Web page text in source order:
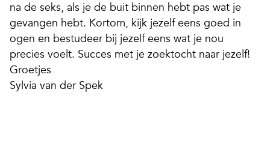
na de seks, als je de buit binnen hebt pas wat je
gevangen hebt. Kortom, kijk jezelf eens goed in
ogen en bestudeer bij jezelf eens wat je nou
precies voelt. Succes met je zoektocht naar jezelf!
Groetjes
Sylvia van der Spek